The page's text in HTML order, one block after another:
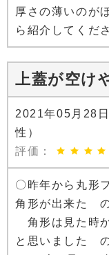
厚さの薄いのが
ら紹介してくだ
上蓋が空け
2021年05月28
性）
評価：
〇昨年から丸形
角形が出来た の
角形は見た時
と思いました